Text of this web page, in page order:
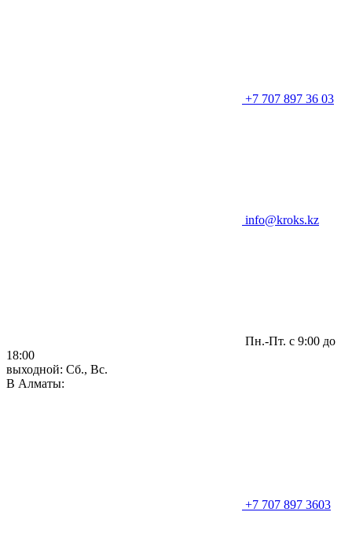
+7 707 897 36 03
info@kroks.kz
Пн.-Пт. с 9:00 до
18:00
выходной: Сб., Вс.
В Алматы:
+7 707 897 3603